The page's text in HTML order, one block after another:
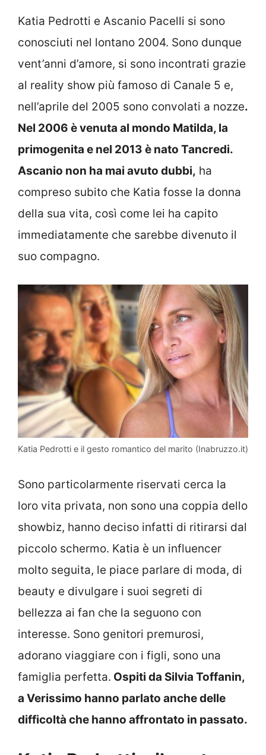
Katia Pedrotti e Ascanio Pacelli si sono
conosciuti nel lontano 2004. Sono dunque
vent’anni d’amore, si sono incontrati grazie
al reality show più famoso di Canale 5 e,
nell’aprile del 2005 sono convolati a nozze.
Nel 2006 è venuta al mondo Matilda, la
primogenita e nel 2013 è nato Tancredi.
Ascanio non ha mai avuto dubbi, ha
compreso subito che Katia fosse la donna
della sua vita, così come lei ha capito
immediatamente che sarebbe divenuto il
suo compagno.
Katia Pedrotti e il gesto romantico del marito (Inabruzzo.it)
Sono particolarmente riservati cerca la
loro vita privata, non sono una coppia dello
showbiz, hanno deciso infatti di ritirarsi dal
piccolo schermo. Katia è un influencer
molto seguita, le piace parlare di moda, di
beauty e divulgare i suoi segreti di
bellezza ai fan che la seguono con
interesse. Sono genitori premurosi,
adorano viaggiare con i figli, sono una
famiglia perfetta. Ospiti da Silvia Toffanin,
a Verissimo hanno parlato anche delle
difficoltà che hanno affrontato in passato.